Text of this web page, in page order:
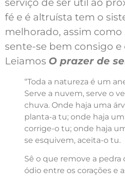
serviço de ser útil ao
fé e é altruísta tem o
melhorado, assim como
sente-se bem consigo
Leiamos O prazer de
“Toda a natureza é um
Serve a nuvem, serve o
chuva. Onde haja uma
planta-a tu; onde haja
corrige-o tu; onde haja
se esquivem, aceita-o tu.
Sê o que remove a pedra
ódio entre os corações e